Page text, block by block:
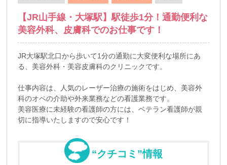
【JR山手線・大塚駅】駅徒歩1分！通勤便利な
美容外科、皮膚科でのお仕事です！
JR大塚駅北口から歩いて1分の通勤に大変便利な場所にあ
る、美容外科・美容皮膚科のクリニックです。
仕事内容は、人気のレーザー治療の施術をはじめ、美容外
科のオペの介助や外来業務などの看護業務です。
美容医療に未経験の看護師の方には、ベテラン看護師が親
切に指導いたしますので安心です！
“クチコミ”情報